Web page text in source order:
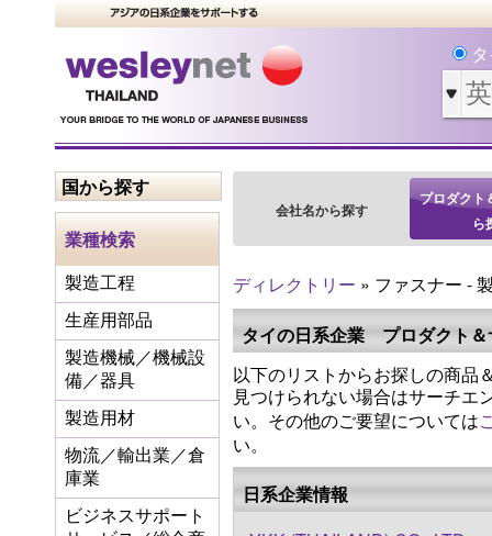
国から探す
業種検索
製造工程
生産用部品
製造機械／機械設
備／器具
製造用材
物流／輸出業／倉
庫業
ビジネスサポート
会社名から探す
プロダクト
ら
ディレクトリー » ファスナー -
タイの日系企業 プロダクト＆
以下のリストからお探しの商品
見つけられない場合はサーチエ
い。その他のご要望については
い。
日系企業情報